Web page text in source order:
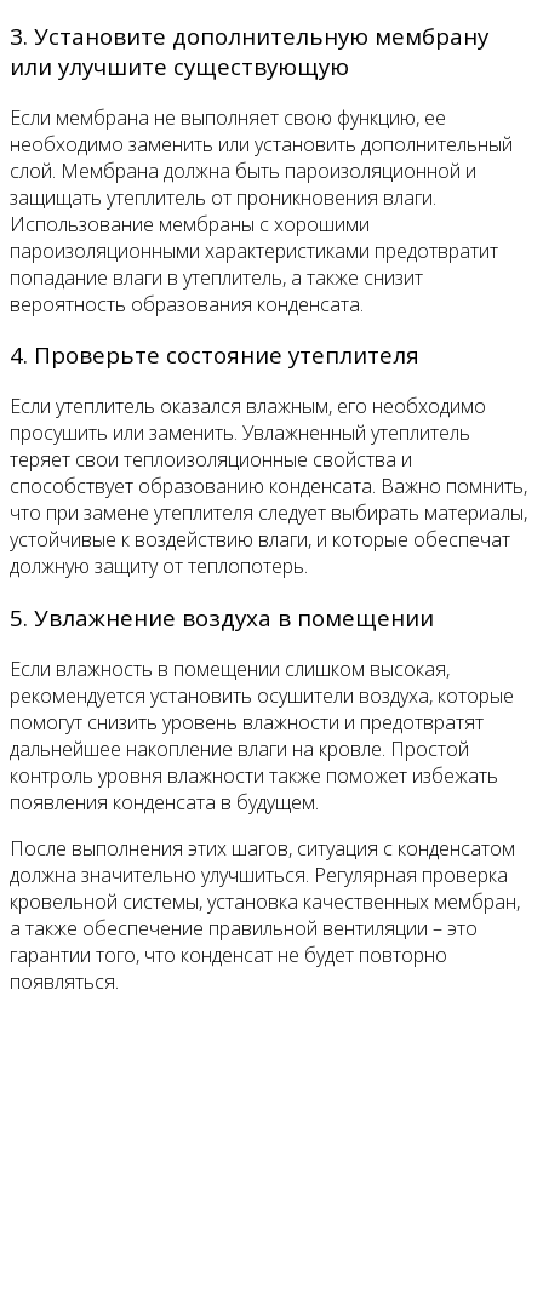
3. Установите дополнительную мембрану
или улучшите существующую
Если мембрана не выполняет свою функцию, ее
необходимо заменить или установить дополнительный
слой. Мембрана должна быть пароизоляционной и
защищать утеплитель от проникновения влаги.
Использование мембраны с хорошими
пароизоляционными характеристиками предотвратит
попадание влаги в утеплитель, а также снизит
вероятность образования конденсата.
4. Проверьте состояние утеплителя
Если утеплитель оказался влажным, его необходимо
просушить или заменить. Увлажненный утеплитель
теряет свои теплоизоляционные свойства и
способствует образованию конденсата. Важно помнить,
что при замене утеплителя следует выбирать материалы,
устойчивые к воздействию влаги, и которые обеспечат
должную защиту от теплопотерь.
5. Увлажнение воздуха в помещении
Если влажность в помещении слишком высокая,
рекомендуется установить осушители воздуха, которые
помогут снизить уровень влажности и предотвратят
дальнейшее накопление влаги на кровле. Простой
контроль уровня влажности также поможет избежать
появления конденсата в будущем.
После выполнения этих шагов, ситуация с конденсатом
должна значительно улучшиться. Регулярная проверка
кровельной системы, установка качественных мембран,
а также обеспечение правильной вентиляции – это
гарантии того, что конденсат не будет повторно
появляться.